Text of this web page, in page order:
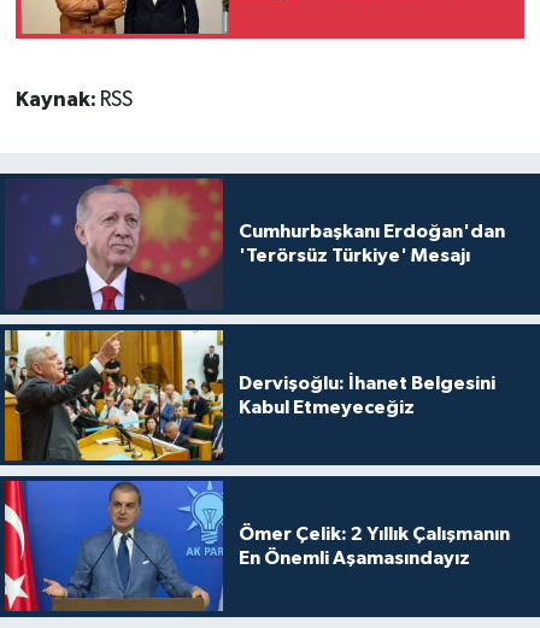
Kaynak: RSS
Cumhurbaşkanı Erdoğan'dan
'Terörsüz Türkiye' Mesajı
Dervişoğlu: İhanet Belgesini
Kabul Etmeyeceğiz
Ömer Çelik: 2 Yıllık Çalışmanın
En Önemli Aşamasındayız